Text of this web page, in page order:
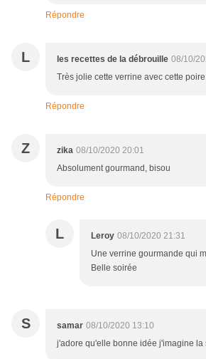
Répondre
L les recettes de la débrouille 08/10/
Très jolie cette verrine avec cette
Répondre
Z zika 08/10/2020 20:01
Absolument gourmand, bisou
Répondre
L Leroy 08/10/2020 21:31
Une verrine gourmande qui
Belle soirée
S samar 08/10/2020 13:10
j'adore qu'elle bonne idée j'imagine la